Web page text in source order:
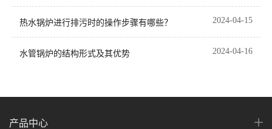
热水锅炉进行排污时的操作步骤有哪些？ 2024-04-15
水管锅炉的结构形式及其优势 2024-04-16
产品中心